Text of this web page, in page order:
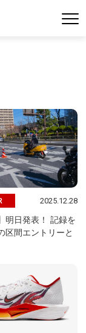
2025.12.28
明日発表！ 記録を
区間エントリーと